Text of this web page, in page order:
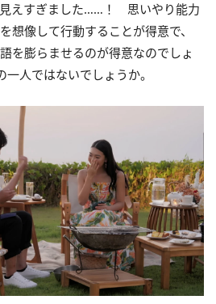
見えすぎました……！ 思いやり能力
想像して行動することが得意で、
を膨らませるのが得意なのでしょ
人ではないでしょうか。